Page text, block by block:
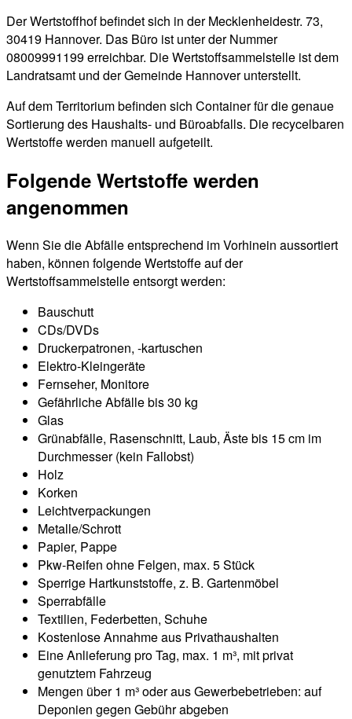
Der Wertstoffhof befindet sich in der Mecklenheidestr. 73,
30419 Hannover. Das Büro ist unter der Nummer
08009991199 erreichbar. Die Wertstoffsammelstelle ist dem
Landratsamt und der Gemeinde Hannover unterstellt.
Auf dem Territorium befinden sich Container für die genaue
Sortierung des Haushalts- und Büroabfalls. Die recycelbaren
Wertstoffe werden manuell aufgeteilt.
Folgende Wertstoffe werden
angenommen
Wenn Sie die Abfälle entsprechend im Vorhinein aussortiert
haben, können folgende Wertstoffe auf der
Wertstoffsammelstelle entsorgt werden:
Bauschutt
CDs/DVDs
Druckerpatronen, -kartuschen
Elektro-Kleingeräte
Fernseher, Monitore
Gefährliche Abfälle bis 30 kg
Glas
Grünabfälle, Rasenschnitt, Laub, Äste bis 15 cm im
Durchmesser (kein Fallobst)
Holz
Korken
Leichtverpackungen
Metalle/Schrott
Papier, Pappe
Pkw-Reifen ohne Felgen, max. 5 Stück
Sperrige Hartkunststoffe, z. B. Gartenmöbel
Sperrabfälle
Textilien, Federbetten, Schuhe
Kostenlose Annahme aus Privathaushalten
Eine Anlieferung pro Tag, max. 1 m³, mit privat
genutztem Fahrzeug
Mengen über 1 m³ oder aus Gewerbebetrieben: auf
Deponien gegen Gebühr abgeben